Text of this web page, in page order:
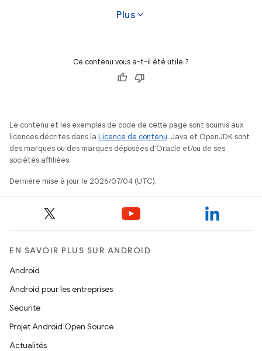
Plus expand_more
Ce contenu vous a-t-il été utile ?
Le contenu et les exemples de code de cette page sont soumis aux
licences décrites dans la Licence de contenu. Java et OpenJDK sont
des marques ou des marques déposées d'Oracle et/ou de ses
sociétés affiliées.
Dernière mise à jour le 2026/07/04 (UTC).
EN SAVOIR PLUS SUR ANDROID
Android
Android pour les entreprises
Sécurité
Projet Android Open Source
Actualités